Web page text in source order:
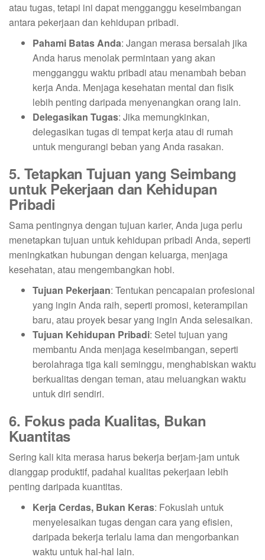
atau tugas, tetapi ini dapat mengganggu keseimbangan
antara pekerjaan dan kehidupan pribadi.
Pahami Batas Anda: Jangan merasa bersalah jika
Anda harus menolak permintaan yang akan
mengganggu waktu pribadi atau menambah beban
kerja Anda. Menjaga kesehatan mental dan fisik
lebih penting daripada menyenangkan orang lain.
Delegasikan Tugas: Jika memungkinkan,
delegasikan tugas di tempat kerja atau di rumah
untuk mengurangi beban yang Anda rasakan.
5. Tetapkan Tujuan yang Seimbang
untuk Pekerjaan dan Kehidupan
Pribadi
Sama pentingnya dengan tujuan karier, Anda juga perlu
menetapkan tujuan untuk kehidupan pribadi Anda, seperti
meningkatkan hubungan dengan keluarga, menjaga
kesehatan, atau mengembangkan hobi.
Tujuan Pekerjaan: Tentukan pencapaian profesional
yang ingin Anda raih, seperti promosi, keterampilan
baru, atau proyek besar yang ingin Anda selesaikan.
Tujuan Kehidupan Pribadi: Setel tujuan yang
membantu Anda menjaga keseimbangan, seperti
berolahraga tiga kali seminggu, menghabiskan waktu
berkualitas dengan teman, atau meluangkan waktu
untuk diri sendiri.
6. Fokus pada Kualitas, Bukan
Kuantitas
Sering kali kita merasa harus bekerja berjam-jam untuk
dianggap produktif, padahal kualitas pekerjaan lebih
penting daripada kuantitas.
Kerja Cerdas, Bukan Keras: Fokuslah untuk
menyelesaikan tugas dengan cara yang efisien,
daripada bekerja terlalu lama dan mengorbankan
waktu untuk hal-hal lain.